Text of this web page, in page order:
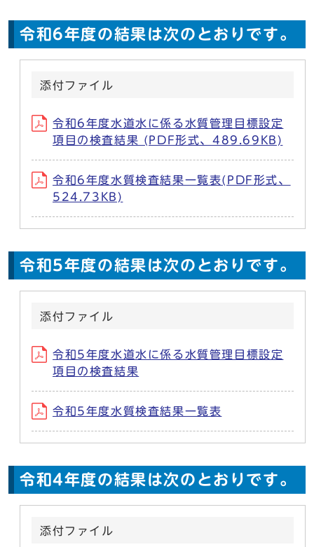
令和6年度の結果は次のとおりです。
添付ファイル
令和6年度水道水に係る水質管理目標設定
項目の検査結果 (PDF形式、489.69KB)
令和6年度水質検査結果一覧表(PDF形式、
524.73KB)
令和5年度の結果は次のとおりです。
添付ファイル
令和5年度水道水に係る水質管理目標設定
項目の検査結果
令和5年度水質検査結果一覧表
令和4年度の結果は次のとおりです。
添付ファイル